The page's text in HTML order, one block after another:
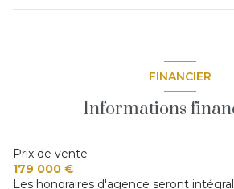
FINANCIER
Informations
Prix de vente
179 000 €
Les honoraires d'agence seront